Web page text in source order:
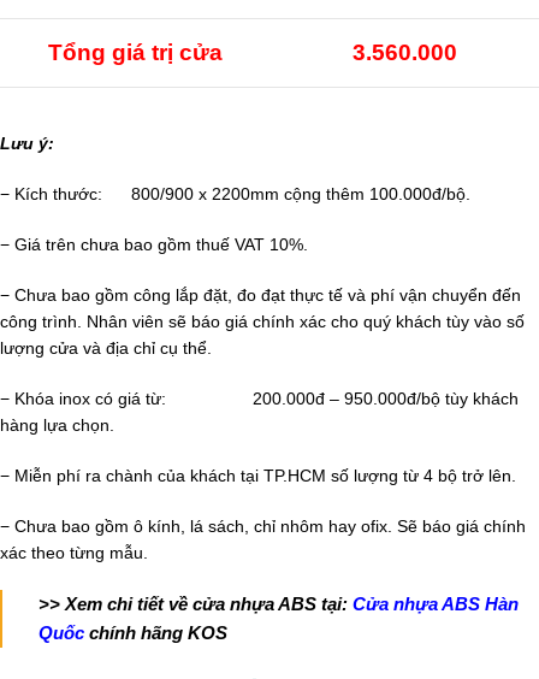
Tổng giá trị cửa 3.560.000
Lưu ý:
− Kích thước: 800/900 x 2200mm cộng thêm 100.000đ/bộ.
− Giá trên chưa bao gồm thuế VAT 10%.
− Chưa bao gồm công lắp đặt, đo đạt thực tế và phí vận chuyển đến
công trình. Nhân viên sẽ báo giá chính xác cho quý khách tùy vào số
lượng cửa và địa chỉ cụ thể.
− Khóa inox có giá từ: 200.000đ – 950.000đ/bộ tùy khách
hàng lựa chọn.
− Miễn phí ra chành của khách tại TP.HCM số lượng từ 4 bộ trở lên.
− Chưa bao gồm ô kính, lá sách, chỉ nhôm hay ofix. Sẽ báo giá chính
xác theo từng mẫu.
>> Xem chi tiết về cửa nhựa ABS tại: Cửa nhựa ABS Hàn
Quốc chính hãng KOS